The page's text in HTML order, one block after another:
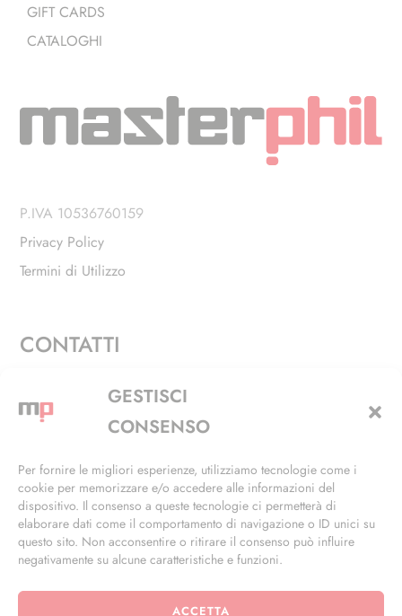
GESTISCI
CONSENSO
Per fornire le migliori esperienze, utilizziamo tecnologie come i
cookie per memorizzare e/o accedere alle informazioni del
dispositivo. Il consenso a queste tecnologie ci permetterà di
elaborare dati come il comportamento di navigazione o ID unici su
questo sito. Non acconsentire o ritirare il consenso può influire
negativamente su alcune caratteristiche e funzioni.
ACCETTA
GIFT CARDS
CATALOGHI
P.IVA 10536760159
Privacy Policy
Termini di Utilizzo
CONTATTI
Via Alfieri, 27 - Trezzano Sul Naviglio (MI)
+39 02 4846 3155
info@masterphil.it